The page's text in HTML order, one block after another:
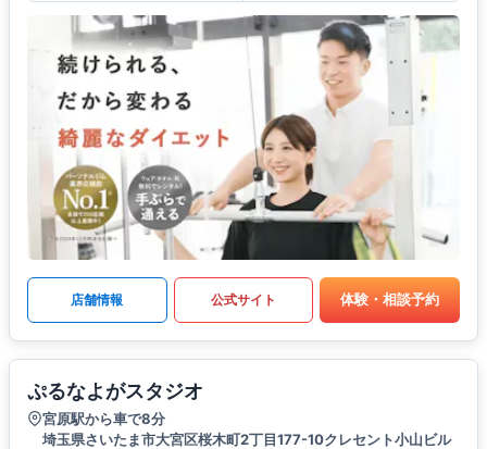
店舗情報 公式サイト 体験・相談予約
ぷるなよがスタジオ
宮原駅から車で8分
埼玉県さいたま市大宮区桜木町2丁目177-10クレセント小山ビル